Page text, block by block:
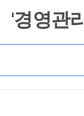
'경영관리